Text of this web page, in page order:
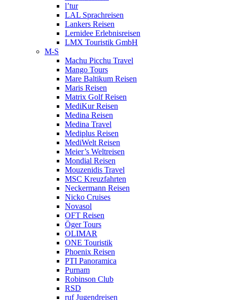
l’tur
LAL Sprachreisen
Lankers Reisen
Lernidee Erlebnisreisen
LMX Touristik GmbH
M-S
Machu Picchu Travel
Mango Tours
Mare Baltikum Reisen
Maris Reisen
Matrix Golf Reisen
MediKur Reisen
Medina Reisen
Medina Travel
Mediplus Reisen
MediWelt Reisen
Meier’s Weltreisen
Mondial Reisen
Mouzenidis Travel
MSC Kreuzfahrten
Neckermann Reisen
Nicko Cruises
Novasol
OFT Reisen
Öger Tours
OLIMAR
ONE Touristik
Phoenix Reisen
PTI Panoramica
Purnam
Robinson Club
RSD
ruf Jugendreisen